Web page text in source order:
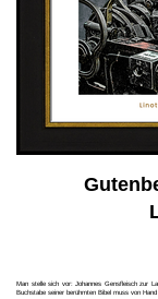
Man stelle sich vor: Johannes Gensfleisch zur
Buchstabe seiner berühmten Bibel muss von